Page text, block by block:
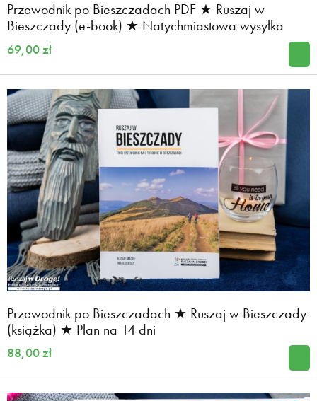
Przewodnik po Bieszczadach PDF ★ Ruszaj w
Bieszczady (e-book) ★ Natychmiastowa wysyłka
69,00 zł
Przewodnik po Bieszczadach ★ Ruszaj w Bieszczady
(książka) ★ Plan na 14 dni
88,00 zł